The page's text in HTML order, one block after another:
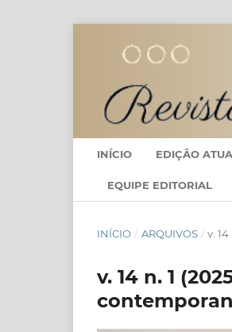
INÍCIO EDIÇÃO
EQUIPE EDITORIAL
INÍCIO / ARQUIVOS / v.
v. 14 n. 1